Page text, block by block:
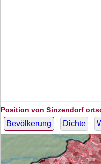
Position von Sinzendorf
Bevölkerung Dichte